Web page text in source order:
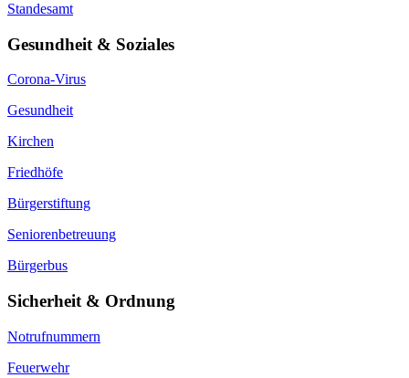
Standesamt
Gesundheit & Soziales
Corona-Virus
Gesundheit
Kirchen
Friedhöfe
Bürgerstiftung
Seniorenbetreuung
Bürgerbus
Sicherheit & Ordnung
Notrufnummern
Feuerwehr